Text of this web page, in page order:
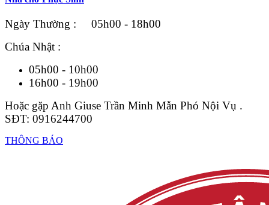
Ngày Thường : 05h00 - 18h00
Chúa Nhật :
05h00 - 10h00
16h00 - 19h00
Hoặc gặp Anh Giuse Trần Minh Mẫn Phó Nội Vụ .
SĐT: 0916244700
THÔNG BÁO